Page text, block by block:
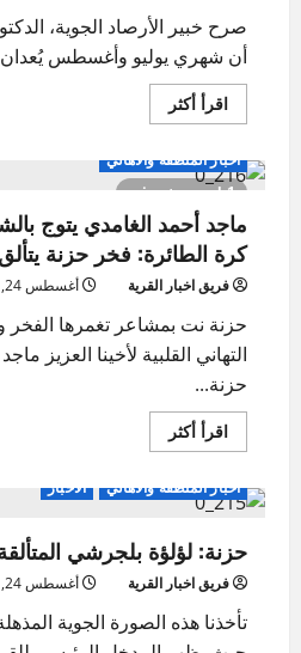
صرح خبير الأرصاد الجوية،
أن شهري يوليو وأغسطس يُعدان
اقرأ أكثر
المزيد
القيظ
بين
وأغسطس
هو
الأشد
حرارة
في
ونودع
الدرجات
الأربعينية
نهاية
1 minute read
اخبار المنطقة والاهالي
ماجد أحمد الغامدي يتوج
كرة الطائرة: فخر حزنة يتألق
فريق اخبار القرية أغسطس 24, 2024
حزنة نت بمشاعر تغمرها الفخر
التهاني القلبية لأخينا العزيز
حزنة...
اقرأ أكثر
المزيد
أحمد
بالشارة
الدولية
في
تحكيم
كرة
الطائرة:
فخر
اخبار المنطقة والاهالي الاخبار
حزنة: لؤلؤة بلجرشي
فريق اخبار القرية أغسطس 24, 2024
تأخذنا هذه الصورة الجوية